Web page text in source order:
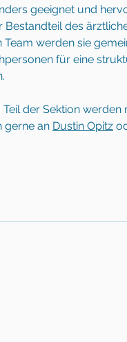
geeignet und
des
werden sie
für eine
der Sektion
gerne an Dustin Opitz